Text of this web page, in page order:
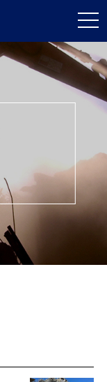
t
o
g
l
a
v
g